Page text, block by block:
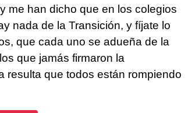
me han dicho que en los colegios
nada de la Transición, y fíjate lo
que cada uno se adueña de la
que jamás firmaron la
resulta que todos están rompiendo